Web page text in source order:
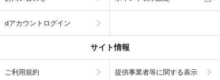
dアカウントログイン
サイト情報
ご利用規約 提供事業者等に関する表示